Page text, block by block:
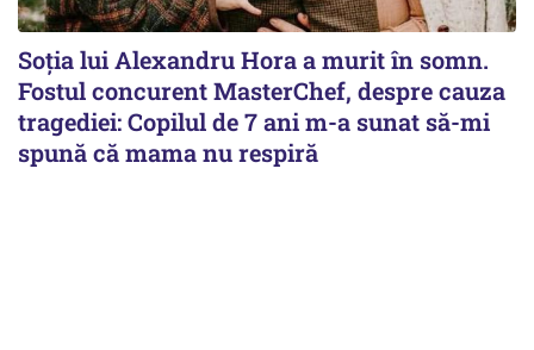
Soția lui Alexandru Hora a murit în somn.
Fostul concurent MasterChef, despre cauza
tragediei: Copilul de 7 ani m-a sunat să-mi
spună că mama nu respiră